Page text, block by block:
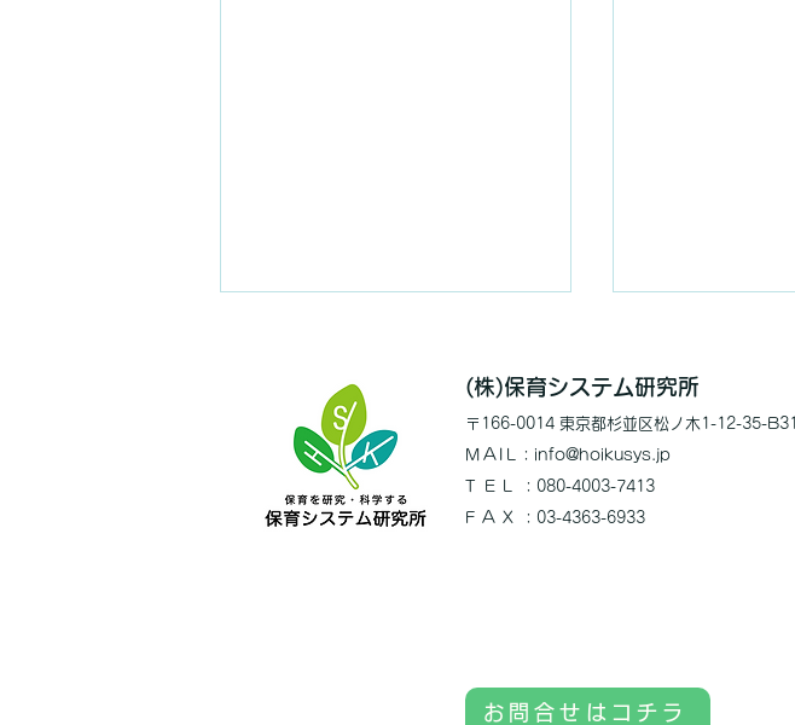
(株)保育システム研究所
〒166-0014 東京都杉並区松ノ木1-12-35-
MAIL
：info@hoikusys.jp
TEL
：080-4003-7413
FAX
： 03-4363-6933
お問合せはコチラ